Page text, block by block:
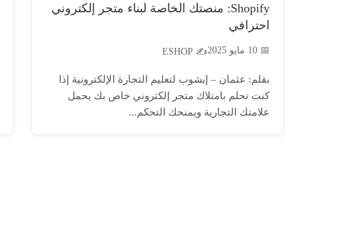
Shopify: منصتك الخاصة لبناء متجر إلكتروني
احترافي
📅 10 مايو 2025 ✍️ ESHOP
بقلم: عثمان – إيشوب لتعليم التجارة الإلكترونية إذا
كنت تحلم بامتلاك متجر إلكتروني خاص بك يحمل
علامتك التجارية ويمنحك التحكم...